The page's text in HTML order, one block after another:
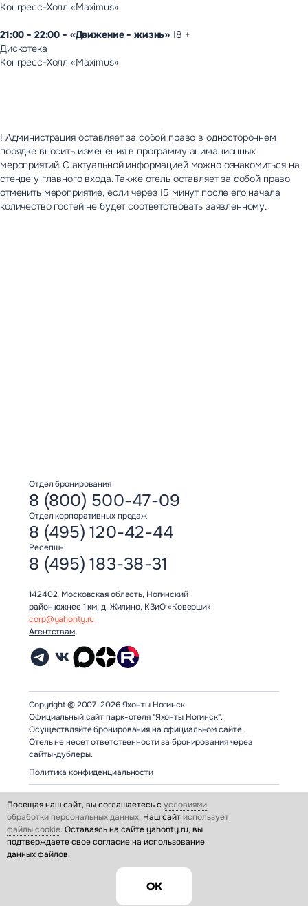
Конгресс-Холл «Maximus»
21:00 - 22:00 - «Движение - жизнь» 18 +
Дискотека
Конгресс-Холл «Maximus»
! Администрация оставляет за собой право в одностороннем
порядке вносить изменения в программу анимационных
мероприятий. С актуальной информацией можно ознакомиться на
стенде у главного входа. Также отель оставляет за собой право
отменить мероприятие, если через 15 минут после его начала
количество гостей не будет соответствовать заявленному.
Отдел бронирования
8 (800) 500-47-09
Отдел корпоративных продаж
8 (495) 120-42-44
Ресепшн
8 (495) 183-38-31
142402, Московская область, Ногинский
район,южнее 1 км, д. Жилино, КЗиО «Коверши»
corp@yahonty.ru
Агентствам
Copyright © 2007-2026 Яхонты Ногинск
Официальный сайт парк-отеля "Яхонты Ногинск".
Осуществляйте бронирования на официальном сайте.
Отель не несет ответственности за бронирования через
сайты-дублеры.
Политика конфиденциальности
Посещая наш сайт, вы соглашаетесь с условиями
обработки персональных данных. Наш сайт использует
файлы cookie. Оставаясь на сайте yahonty.ru, вы
подтверждаете свое согласие на использование
данных файлов.
ОК